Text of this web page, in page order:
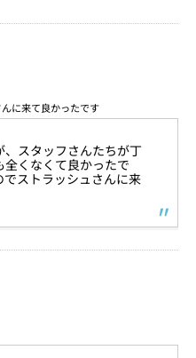
に来て良かったです
、スタッフさんたちが丁
くなくて良かったで
ストラッシュさんに来